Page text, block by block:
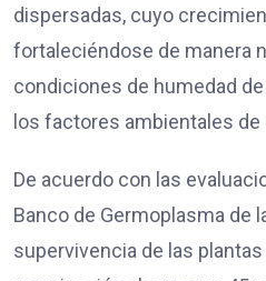
dispersadas, cuyo
fortaleciéndose de manera
condiciones de humedad
los factores ambientales de
De acuerdo con las
Banco de Germoplasma de
supervivencia de las